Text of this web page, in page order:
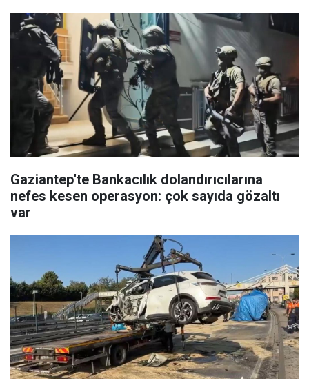
Gaziantep'te Bankacılık dolandırıcılarına
nefes kesen operasyon: çok sayıda gözaltı
var